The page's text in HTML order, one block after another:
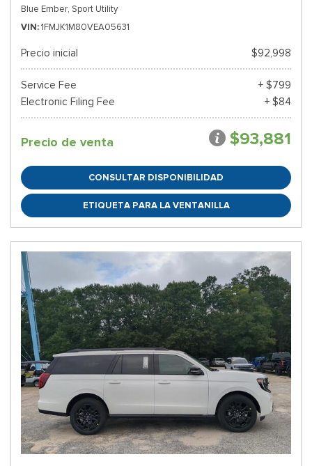
Blue Ember, Sport Utility
VIN 1FMJK1M80VEA05631
Precio inicial $92,998
Service Fee
+ $799
Electronic Filing Fee
+ $84
Precio de venta $93,881
CONSULTAR DISPONIBILIDAD
ETIQUETA PARA LA VENTANILLA